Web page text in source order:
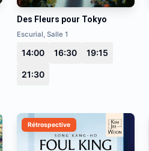
Des Fleurs pour Tokyo
Escurial, Salle 1
14:00 16:30 19:15
21:30
Rétrospective